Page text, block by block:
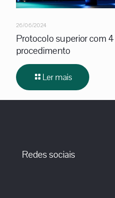
26/06/2024
Protocolo superior com
procedimento
Ler mais
Redes sociais